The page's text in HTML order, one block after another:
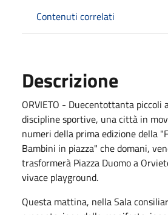
Contenuti correlati
Descrizione
ORVIETO - Duecentottanta
discipline sportive, una città in
numeri della prima edizione della
Bambini in piazza" che domani,
trasformerà Piazza Duomo a
vivace playground.
Questa mattina, nella Sala